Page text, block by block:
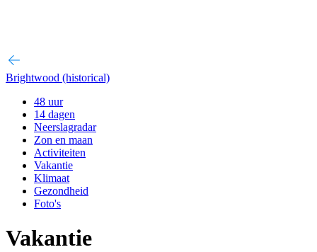
Brightwood (historical)
48 uur
14 dagen
Neerslagradar
Zon en maan
Activiteiten
Vakantie
Klimaat
Gezondheid
Foto's
Vakantie